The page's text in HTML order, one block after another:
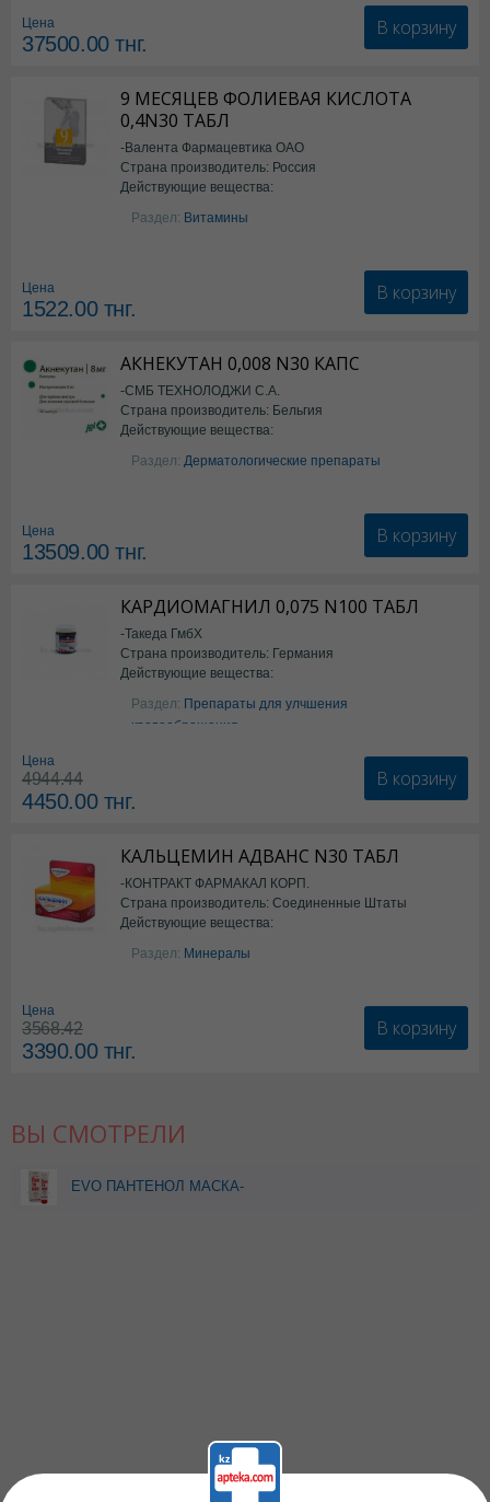
Цена
37500.00тнг.
В корзину
9 МЕСЯЦЕВ ФОЛИЕВАЯ КИСЛОТА
0,4N30 ТАБЛ
-Валента Фармацевтика ОАО
Страна производитель: Россия
Действующие вещества:
фолиевая кислота
Раздел: Витамины
Цена
1522.00тнг.
В корзину
АКНЕКУТАН 0,008 N30 КАПС
-СМБ ТЕХНОЛОДЖИ С.А.
Страна производитель: Бельгия
Действующие вещества:
Изотретиноин
Раздел: Дерматологические препараты
Цена
13509.00тнг.
В корзину
КАРДИОМАГНИЛ 0,075 N100 ТАБЛ
-Такеда ГмбХ
Страна производитель: Германия
Действующие вещества:
ацетилсалициловая кислота
Раздел: Препараты для улчшения
кровообращения
Цена
4944.44
4450.00тнг.
В корзину
КАЛЬЦЕМИН АДВАНС N30 ТАБЛ
-КОНТРАКТ ФАРМАКАЛ КОРП.
Страна производитель: Соединенные Штаты
Америки
Действующие вещества:
Колекальциферол+Кальция
карбонат
Раздел: Минералы
Цена
3568.42
3390.00тнг.
В корзину
ВЫ СМОТРЕЛИ
EVO ПАНТЕНОЛ МАСКА-